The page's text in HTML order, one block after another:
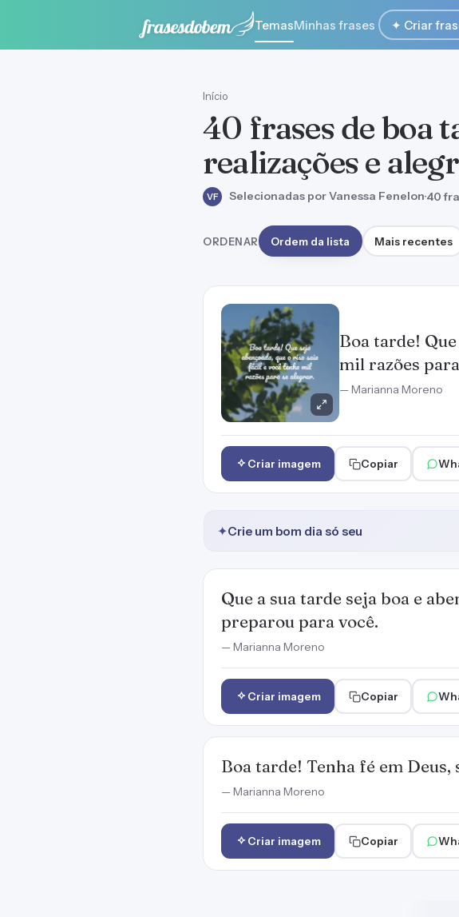
TemasMinhas frases ✦ Criar
Início
40 frases de boa
realizações e
VF Selecionadas por Vanessa Fenelon·40
ORDENAR Ordem da lista Mais recentes
Boa tarde!
mil razões
— Marianna Moreno
Criar imagem Copiar
✦Crie um bom dia só seu
Que a sua tarde seja boa e
preparou para você.
— Marianna Moreno
Criar imagem Copiar
Boa tarde! Tenha fé em
— Marianna Moreno
Criar imagem Copiar